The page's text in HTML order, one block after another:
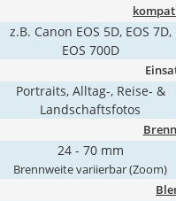
z.B. Canon EOS 5D, EOS 7D,
EOS 700D
Portraits, Alltag-, Reise- &
Landschaftsfotos
24 - 70 mm
Brennweite variierbar (Zoom)